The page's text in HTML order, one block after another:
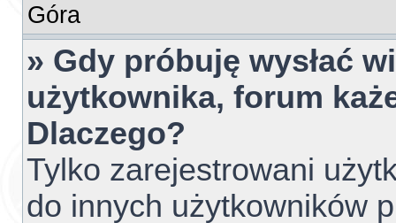
Góra
» Gdy próbuję wysłać
użytkownika, forum
Dlaczego?
Tylko zarejestrowani
do innych użytkowników